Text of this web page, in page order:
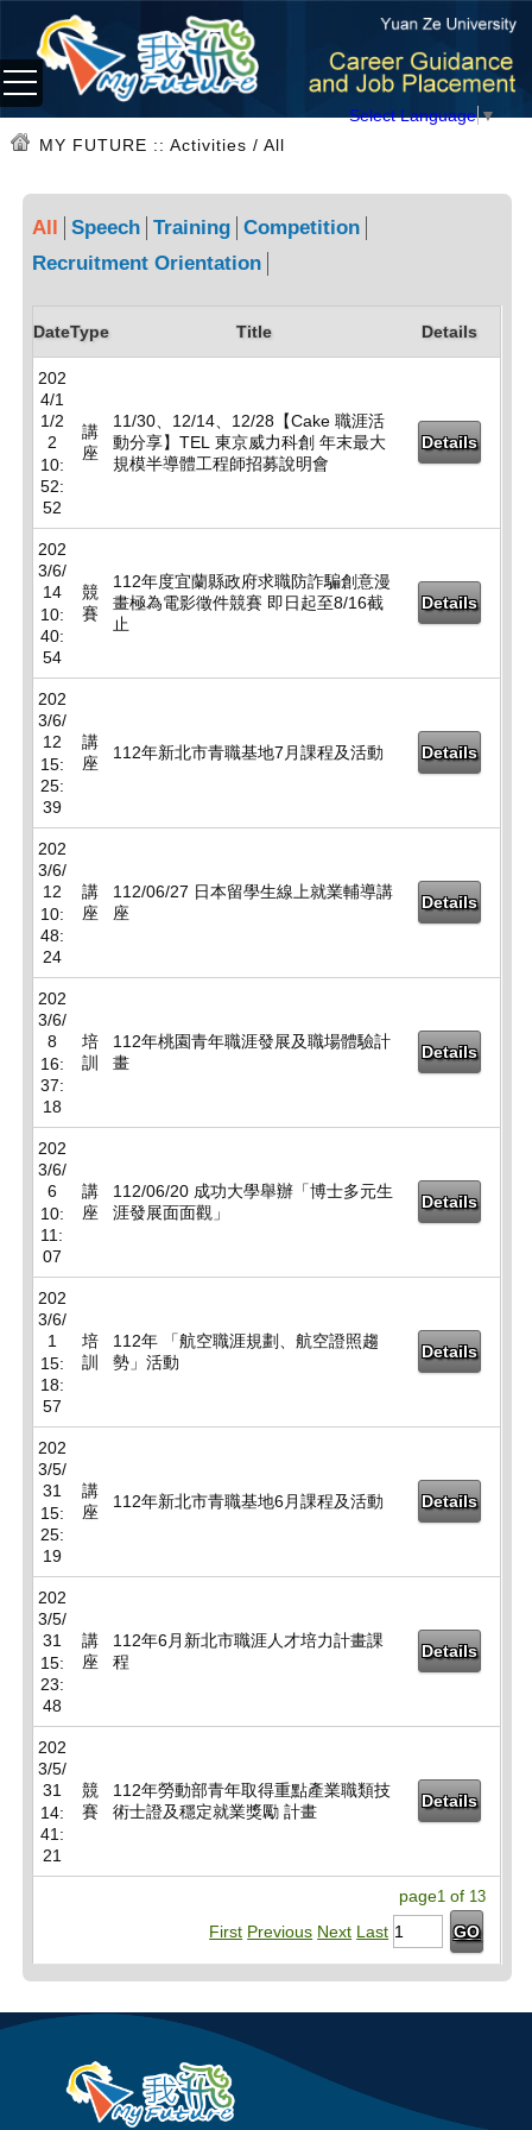
Select Language▼
MY FUTURE :: Activities / All
All Speech Training Competition
Recruitment Orientation
DateType Title Details
202
4/1
1/2
2
10:
52:
52
講
座
11/30、12/14、12/28【Cake 職涯活
動分享】TEL 東京威力科創 年末最大
規模半導體工程師招募說明會
Details
202
3/6/
14
10:
40:
54
競
賽
112年度宜蘭縣政府求職防詐騙創意漫
畫極為電影徵件競賽 即日起至8/16截
止
Details
202
3/6/
12
15:
25:
39
講
座
112年新北市青職基地7月課程及活動 Details
202
3/6/
12
10:
48:
24
講
座
112/06/27 日本留學生線上就業輔導講
座
Details
202
3/6/
8
16:
37:
18
培
訓
112年桃園青年職涯發展及職場體驗計
畫
Details
202
3/6/
6
10:
11:
07
講
座
112/06/20 成功大學舉辦「博士多元生
涯發展面面觀」
Details
202
3/6/
1
15:
18:
57
培
訓
112年 「航空職涯規劃、航空證照趨
勢」活動
Details
202
3/5/
31
15:
25:
19
講
座
112年新北市青職基地6月課程及活動 Details
202
3/5/
31
15:
23:
48
講
座
112年6月新北市職涯人才培力計畫課
程
Details
202
3/5/
31
14:
41:
21
競
賽
112年勞動部青年取得重點產業職類技
術士證及穩定就業獎勵 計畫
Details
page1 of 13
First Previous Next Last GO